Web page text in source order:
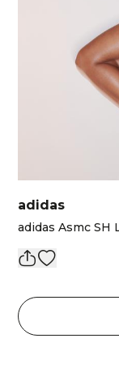
adidas
adidas Asmc SH